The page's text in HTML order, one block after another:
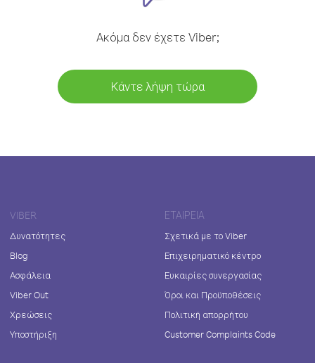
Ακόμα δεν έχετε Viber;
Κάντε λήψη τώρα
VIBER
Δυνατότητες
Blog
Ασφάλεια
Viber Out
Χρεώσεις
Υποστήριξη
ΕΤΑΙΡΕΊΑ
Σχετικά με το Viber
Επιχειρηματικό κέντρο
Ευκαιρίες συνεργασίας
Όροι και Προϋποθέσεις
Πολιτική απορρήτου
Customer Complaints Code